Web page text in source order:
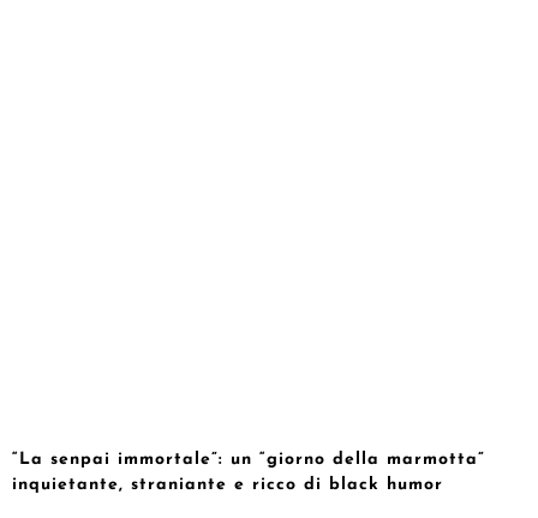
“La senpai immortale”: un “giorno della marmotta”
inquietante, straniante e ricco di black humor